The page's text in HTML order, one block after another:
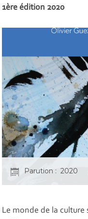
1ère édition 2020
Parution : 2020
Le monde de la